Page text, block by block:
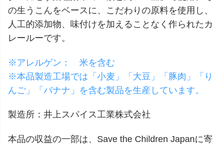
の生うこんをベースに、こだわりの原料を使用し、
人工的添加物、味付けを加えることなく作られたカ
レールーです。
※アレルゲン： 米を含む
※本品製造工場では「小麦」「大豆」「豚肉」「り
んご」「バナナ」を含む製品を生産しています。
製造所：井上スパイス工業株式会社
本品の収益の一部は、Save the Children Japanに寄